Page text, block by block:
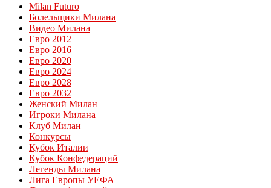
Milan Futuro
Болельщики Милана
Видео Милана
Евро 2012
Евро 2016
Евро 2020
Евро 2024
Евро 2028
Евро 2032
Женский Милан
Игроки Милана
Клуб Милан
Конкурсы
Кубок Италии
Кубок Конфедераций
Легенды Милана
Лига Европы УЕФА